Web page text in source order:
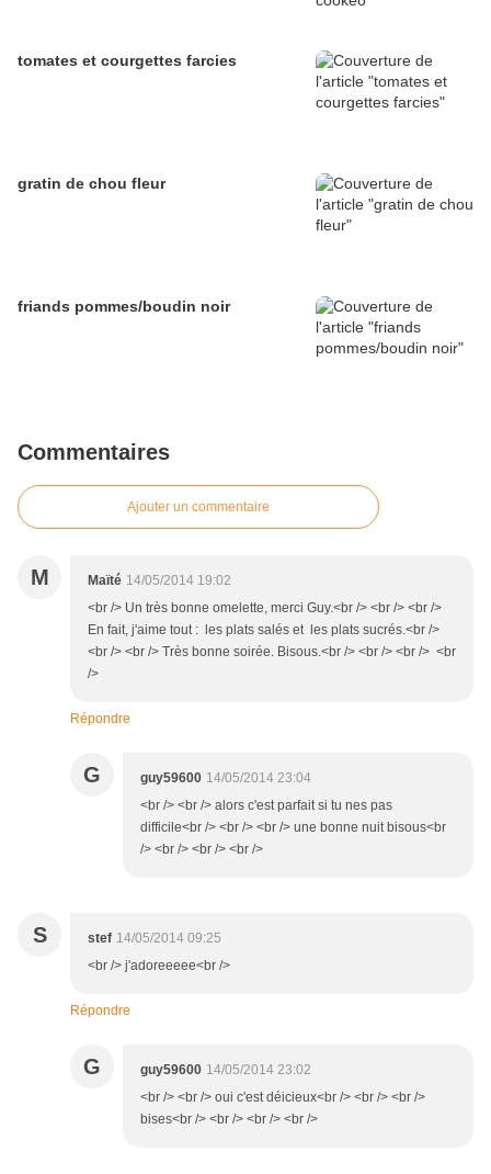
tomates et courgettes farcies
gratin de chou fleur
friands pommes/boudin noir
Commentaires
Ajouter un commentaire
M Maïté 14/05/2014 19:02
<br /> Un très bonne omelette, merci Guy.<br /> <br /> <br />
En fait, j'aime tout : les plats salés et les plats sucrés.<br />
<br /> <br /> Très bonne soirée. Bisous.<br /> <br /> <br /> <br
/>
Répondre
G guy59600 14/05/2014 23:04
<br /> <br /> alors c'est parfait si tu nes pas
difficile<br /> <br /> <br /> une bonne nuit bisous<br
/> <br /> <br /> <br />
S stef 14/05/2014 09:25
<br /> j'adoreeeee<br />
Répondre
G guy59600 14/05/2014 23:02
<br /> <br /> oui c'est déicieux<br /> <br /> <br />
bises<br /> <br /> <br /> <br />